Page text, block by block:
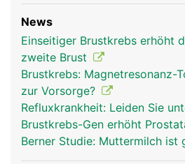
News
Einseitiger Brustkrebs erhöht
zweite Brust
Brustkrebs: Magnetresonanz-
zur Vorsorge?
Refluxkrankheit: Leiden Sie
Brustkrebs-Gen erhöht
Berner Studie: Muttermilch ist